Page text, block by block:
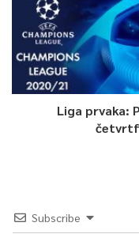
Liga prvaka:
Subscribe